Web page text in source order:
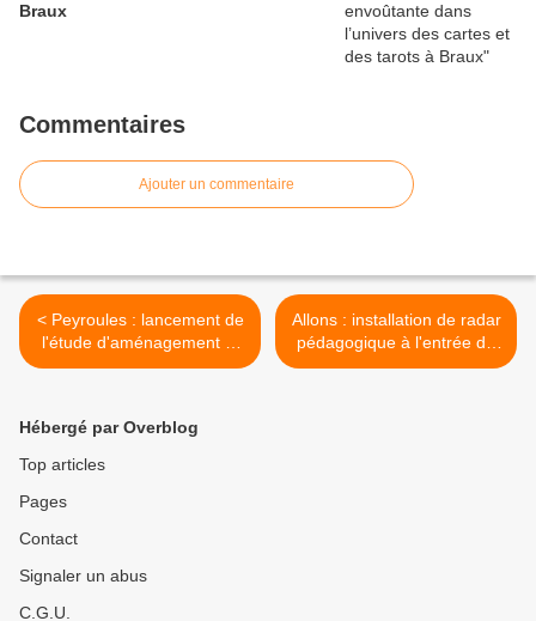
Braux
Commentaires
Ajouter un commentaire
< Peyroules : lancement de
l'étude d'aménagement et
de valorisation du
de Ville
Allons : installation de radar
pédagogique à l'entrée du
village >
Hébergé par Overblog
Top articles
Pages
Contact
Signaler un abus
C.G.U.